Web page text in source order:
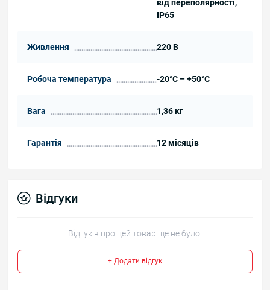
від переполярності,
IP65
Живлення 220 В
Робоча температура -20°C – +50°C
Вага 1,36 кг
Гарантія 12 місяців
Відгуки
Відгуків про цей товар ще не було.
+ Додати відгук